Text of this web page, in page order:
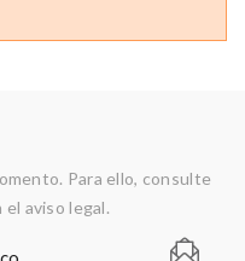
Para ello, consulte
aviso legal.